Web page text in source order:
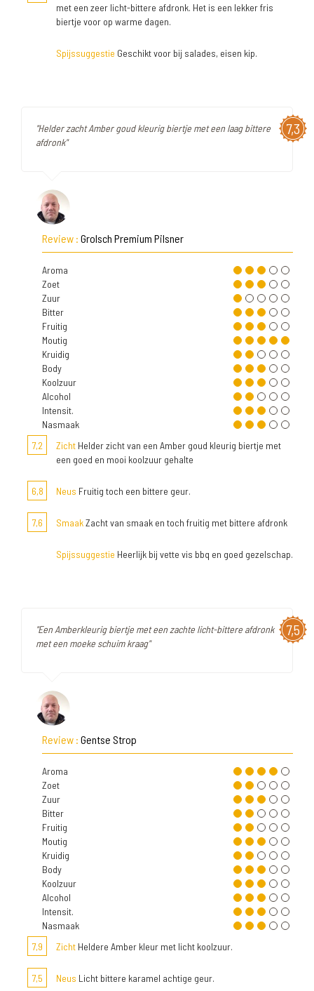
met een zeer licht-bittere afdronk. Het is een lekker fris
biertje voor op warme dagen.
Spijssuggestie Geschikt voor bij salades, eisen kip.
7,3
"Helder zacht Amber goud kleurig biertje met een laag bittere
afdronk"
Review : Grolsch Premium Pilsner
Aroma
Zoet
Zuur
Bitter
Fruitig
Moutig
Kruidig
Body
Koolzuur
Alcohol
Intensit.
Nasmaak
7,2
Zicht Helder zicht van een Amber goud kleurig biertje met
een goed en mooi koolzuur gehalte
6,8 Neus Fruitig toch een bittere geur.
7,6 SmaakZacht van smaak en toch fruitig met bittere afdronk
Spijssuggestie Heerlijk bij vette vis bbq en goed gezelschap.
7,5
"Een Amberkleurig biertje met een zachte licht-bittere afdronk
met een moeke schuim kraag"
Review : Gentse Strop
Aroma
Zoet
Zuur
Bitter
Fruitig
Moutig
Kruidig
Body
Koolzuur
Alcohol
Intensit.
Nasmaak
7,9
Zicht Heldere Amber kleur met licht koolzuur.
7,5 Neus Licht bittere karamel achtige geur.